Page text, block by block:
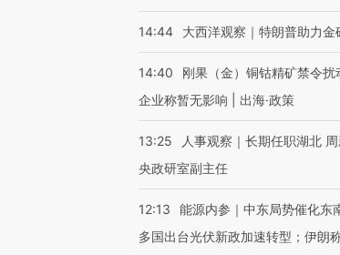
14:44 大西洋观察｜特朗普助力金
14:40
刚果（金）铜钴精矿禁令扰
企业称暂无影响 | 出海·政策
13:25
人事观察｜长期任职湖北
央政研室副主任
12:13
能源内参｜中东局势催化东
多国出台光伏新政加速转型；伊朗